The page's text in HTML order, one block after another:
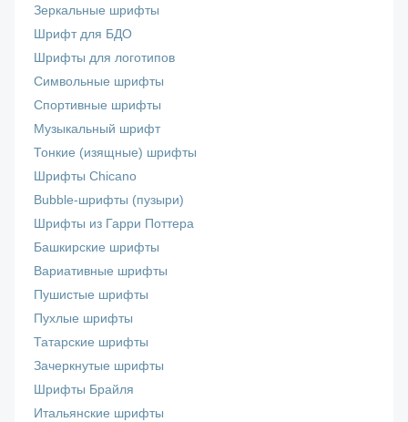
Зеркальные шрифты
Шрифт для БДО
Шрифты для логотипов
Символьные шрифты
Спортивные шрифты
Музыкальный шрифт
Тонкие (изящные) шрифты
Шрифты Chicano
Bubble-шрифты (пузыри)
Шрифты из Гарри Поттера
Башкирские шрифты
Вариативные шрифты
Пушистые шрифты
Пухлые шрифты
Татарские шрифты
Зачеркнутые шрифты
Шрифты Брайля
Итальянские шрифты